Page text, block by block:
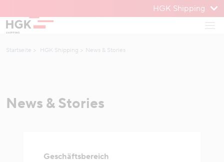
Zum Inhalt
HGK Shipping
Startseite HGK Shipping News & Stories
News & Stories
Geschäftsbereich